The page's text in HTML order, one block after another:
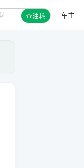
查油耗 车主